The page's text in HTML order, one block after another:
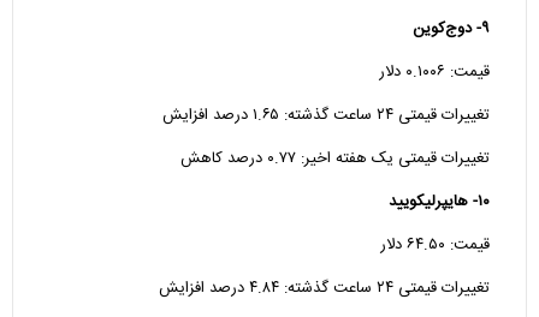
۹- دوج‌کوین
قیمت: ۰.۱۰۰۶ دلار
تغییرات قیمتی ۲۴ ساعت گذشته: ۱.۶۵ درصد افزایش
تغییرات قیمتی یک هفته اخیر: ۰.۷۷ درصد کاهش
۱۰- هایپرلیکویید
قیمت: ۶۴.۵۰ دلار
تغییرات قیمتی ۲۴ ساعت گذشته: ۴.۸۴ درصد افزایش